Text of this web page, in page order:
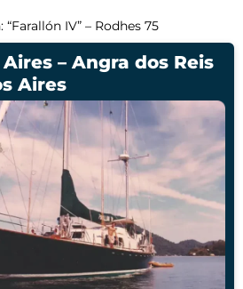
IV” – Rodhes 75
– Angra dos Reis
Aires